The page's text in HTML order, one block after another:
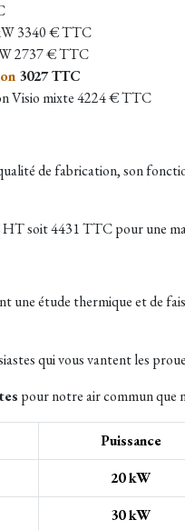
3340 € TTC
2737 € TTC
3027 TTC
Visio mixte 4224 € TTC
de fabrication, son
soit 4431 TTC pour une
une étude thermique et de
qui vous vantent les
pour notre air commun que
Puissance
20 kW
30 kW